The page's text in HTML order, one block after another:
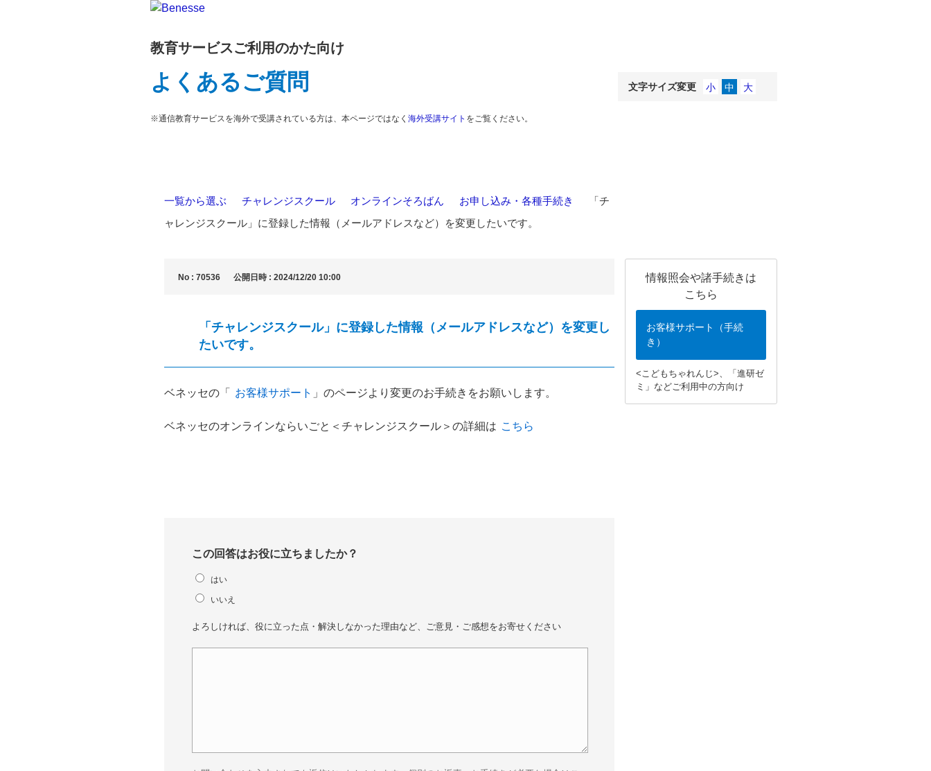
教育サービスご利用のかた向け
よくあるご質問
※通信教育サービスを海外で受講されている方は、本ページではなく 海外受講サイト をご覧ください。
文字サイズ変更
一覧から選ぶ チャレンジスクール オンラインそろばん お申し込み・各種手続き
「チ
ャレンジスクール」に登録した情報（メールアドレスなど）を変更したいです。
情報照会や諸手続きは
こちら
お客様サポート（手続
き）
<こどもちゃれんじ>、「進研ゼ
ミ」などご利用中の方向け
No : 70536 公開日時 : 2024/12/20 10:00
「チャレンジスクール」に登録した情報（メールアドレスなど）を変更し
たいです。
ベネッセの「 お客様サポート 」のページより変更のお手続きをお願いします。
ベネッセのオンラインならいごと＜チャレンジスクール＞の詳細は こちら
この回答はお役に立ちましたか？
はい
いいえ
よろしければ、役に立った点・解決しなかった理由など、ご意見・ご感想をお寄せください